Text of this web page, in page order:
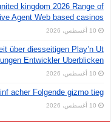
kingdom 2026 Range of
Agent Web based casinos
10 أغسطس، 2026
über diesseitigen Play’n Ut
Entwickler Uberblicken
10 أغسطس، 2026
acher Folgende gizmo tieg
10 أغسطس، 2026